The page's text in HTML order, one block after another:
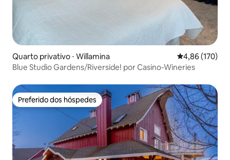
Quarto privativo ⋅ Willamina 4,86 de uma
4,86 (170)
Blue Studio Gardens/Riverside! por Casino-Wineries
Preferido dos hóspedes
Preferido dos hóspedes